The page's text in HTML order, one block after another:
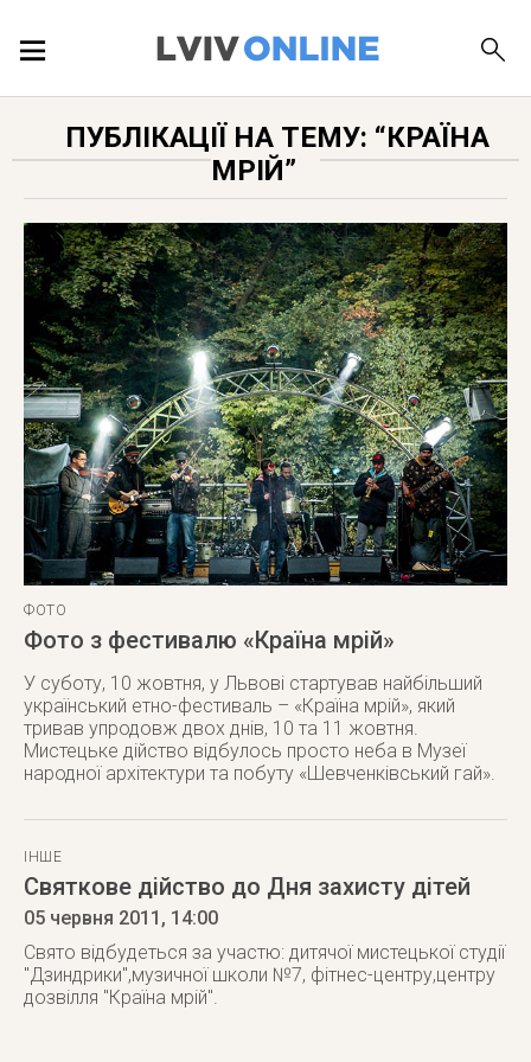
ПУБЛІКАЦІЇ
ДОВІДКА
ПУБЛІКАЦІЇ НА ТЕМУ: “КРАЇНА
МРІЙ”
ФОТО
Фото з фестивалю «Країна мрій»
У суботу, 10 жовтня, у Львові стартував найбільший
український етно-фестиваль – «Країна мрій», який
тривав упродовж двох днів, 10 та 11 жовтня.
Мистецьке дійство відбулось просто неба в Музеї
народної архітектури та побуту «Шевченківський гай».
ІНШЕ
Святкове дійство до Дня захисту дітей
05 червня 2011 , 14:00
Свято відбудеться за участю: дитячої мистецької студії
"Дзиндрики",музичної школи №7, фітнес-центру,центру
дозвілля "Країна мрій".